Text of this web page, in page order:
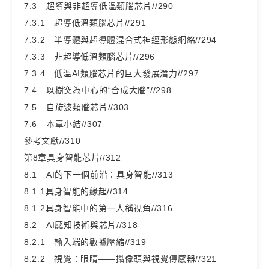
7.3 超導與非超導低溫類腦芯片//290
7.3.1 超導低溫類腦芯片//291
7.3.2 半導體與超導體混合式神經形態網絡//294
7.3.3 非超導低溫類腦芯片//296
7.3.4 低溫AI類腦芯片的巨大發展潛力//297
7.4 以樹突為中心的“合成大腦”//298
7.5 自旋波類腦芯片//303
7.6 本章小結//307
參考文獻//310
第8章具身智能芯片//312
8.1 AI的下一個前沿：具身智能//313
8.1.1具身智能的緣起//314
8.1.2具身智能中的第一人稱視角//316
8.2 AI感知技術與芯片//318
8.2.1 輸入端的數據壓縮//319
8.2.2 視覺：眼睛——攝像頭與視覺傳感器//321